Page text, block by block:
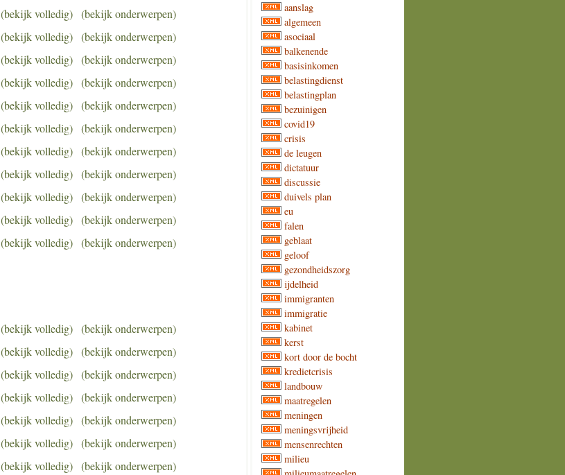
(bekijk volledig) (bekijk onderwerpen)
(bekijk volledig) (bekijk onderwerpen)
(bekijk volledig) (bekijk onderwerpen)
(bekijk volledig) (bekijk onderwerpen)
(bekijk volledig) (bekijk onderwerpen)
(bekijk volledig) (bekijk onderwerpen)
(bekijk volledig) (bekijk onderwerpen)
(bekijk volledig) (bekijk onderwerpen)
(bekijk volledig) (bekijk onderwerpen)
(bekijk volledig) (bekijk onderwerpen)
(bekijk volledig) (bekijk onderwerpen)
(bekijk volledig) (bekijk onderwerpen)
(bekijk volledig) (bekijk onderwerpen)
(bekijk volledig) (bekijk onderwerpen)
(bekijk volledig) (bekijk onderwerpen)
(bekijk volledig) (bekijk onderwerpen)
(bekijk volledig) (bekijk onderwerpen)
(bekijk volledig) (bekijk onderwerpen)
aanslag
algemeen
asociaal
balkenende
basisinkomen
belastingdienst
belastingplan
bezuinigen
covid19
crisis
de leugen
dictatuur
discussie
duivels plan
eu
falen
geblaat
geloof
gezondheidszorg
ijdelheid
immigranten
immigratie
kabinet
kerst
kort door de bocht
kredietcrisis
landbouw
maatregelen
meningen
meningsvrijheid
mensenrechten
milieu